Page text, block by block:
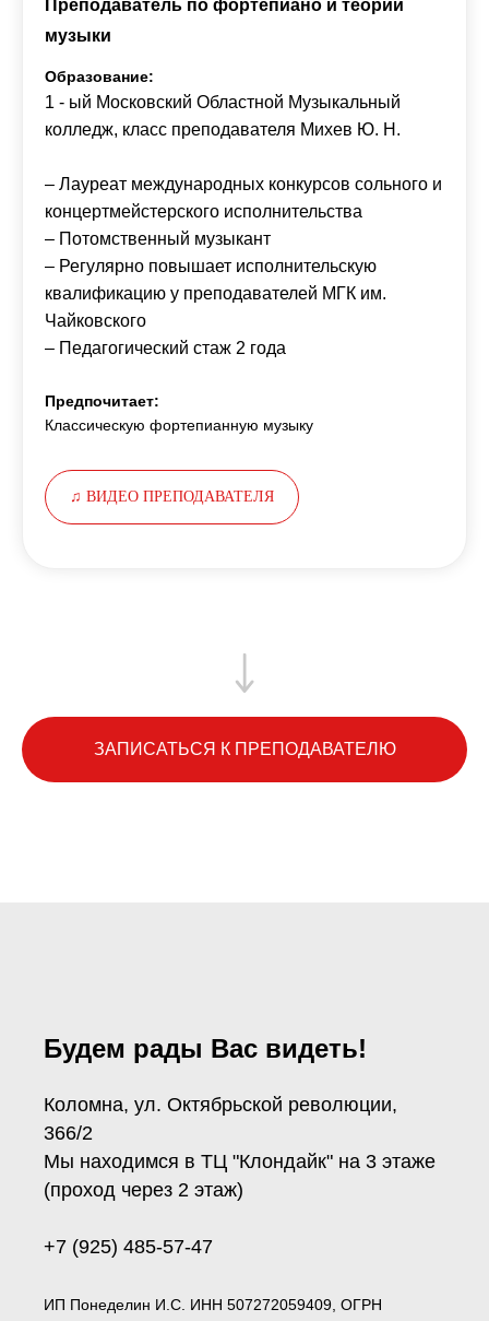
Преподаватель по фортепиано и теории
музыки
Образование:
1 - ый Московский Областной Музыкальный
колледж, класс преподавателя Михев Ю. Н.
– Лауреат международных конкурсов сольного и
концертмейстерского исполнительства
– Потомственный музыкант
– Регулярно повышает исполнительскую
квалификацию у преподавателей МГК им.
Чайковского
– Педагогический стаж 2 года
Предпочитает:
Классическую фортепианную музыку
♫ ВИДЕО ПРЕПОДАВАТЕЛЯ
ЗАПИСАТЬСЯ К ПРЕПОДАВАТЕЛЮ
Будем рады Вас видеть!
Коломна, ул. Октябрьской революции,
366/2
Мы находимся в ТЦ "Клондайк" на 3 этаже
(проход через 2 этаж)
+7 (925) 485-57-47
ИП Понеделин И.С. ИНН 507272059409, ОГРН